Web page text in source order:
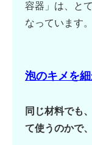
容器」は、と
なっています。
泡のキメを
同じ材料でも
て使うのかで